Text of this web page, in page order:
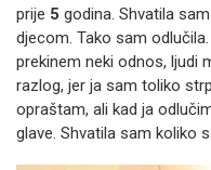
prije 5 godina. Shvatila
djecom. Tako sam
prekinem neki odnos, ljudi
razlog, jer ja sam toliko
opraštam, ali kad ja
glave. Shvatila sam koliko